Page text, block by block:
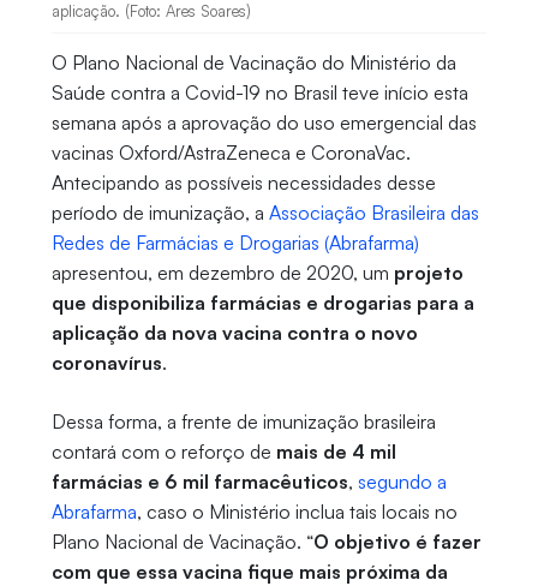
aplicação. (Foto: Ares Soares)
O Plano Nacional de Vacinação do Ministério da
Saúde contra a Covid-19 no Brasil teve início esta
semana após a aprovação do uso emergencial das
vacinas Oxford/AstraZeneca e CoronaVac.
Antecipando as possíveis necessidades desse
período de imunização, a Associação Brasileira das
Redes de Farmácias e Drogarias (Abrafarma)
apresentou, em dezembro de 2020, um projeto
que disponibiliza farmácias e drogarias para a
aplicação da nova vacina contra o novo
coronavírus.
Dessa forma, a frente de imunização brasileira
contará com o reforço de mais de 4 mil
farmácias e 6 mil farmacêuticos, segundo a
Abrafarma, caso o Ministério inclua tais locais no
Plano Nacional de Vacinação. “O objetivo é fazer
com que essa vacina fique mais próxima da